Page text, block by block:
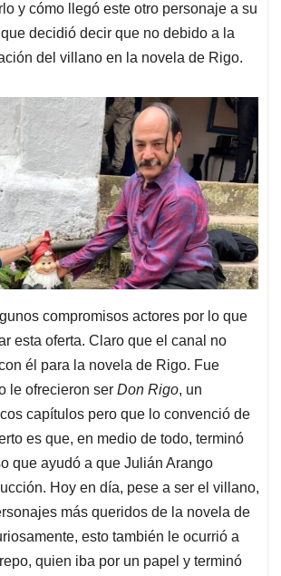
y cómo llegó este otro personaje a su
decidió decir que no debido a la
del villano en la novela de Rigo.
compromisos actores por lo que
esta oferta. Claro que el canal no
él para la novela de Rigo. Fue
le ofrecieron ser Don Rigo, un
capítulos pero que lo convenció de
es que, en medio de todo, terminó
que ayudó a que Julián Arango
Hoy en día, pese a ser el villano,
más queridos de la novela de
esto también le ocurrió a
quien iba por un papel y terminó